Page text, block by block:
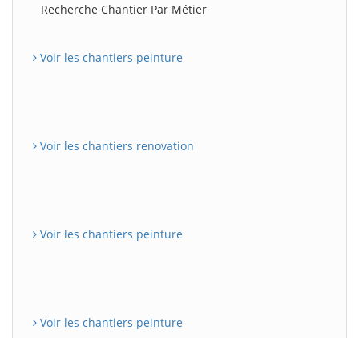
Recherche Chantier Par Métier
Voir les chantiers peinture
Voir les chantiers renovation
Voir les chantiers peinture
Voir les chantiers peinture